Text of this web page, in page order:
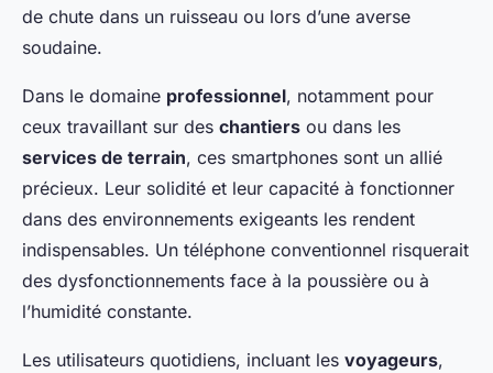
de chute dans un ruisseau ou lors d’une averse
soudaine.
Dans le domaine professionnel, notamment pour
ceux travaillant sur des chantiers ou dans les
services de terrain, ces smartphones sont un allié
précieux. Leur solidité et leur capacité à fonctionner
dans des environnements exigeants les rendent
indispensables. Un téléphone conventionnel risquerait
des dysfonctionnements face à la poussière ou à
l’humidité constante.
Les utilisateurs quotidiens, incluant les voyageurs,